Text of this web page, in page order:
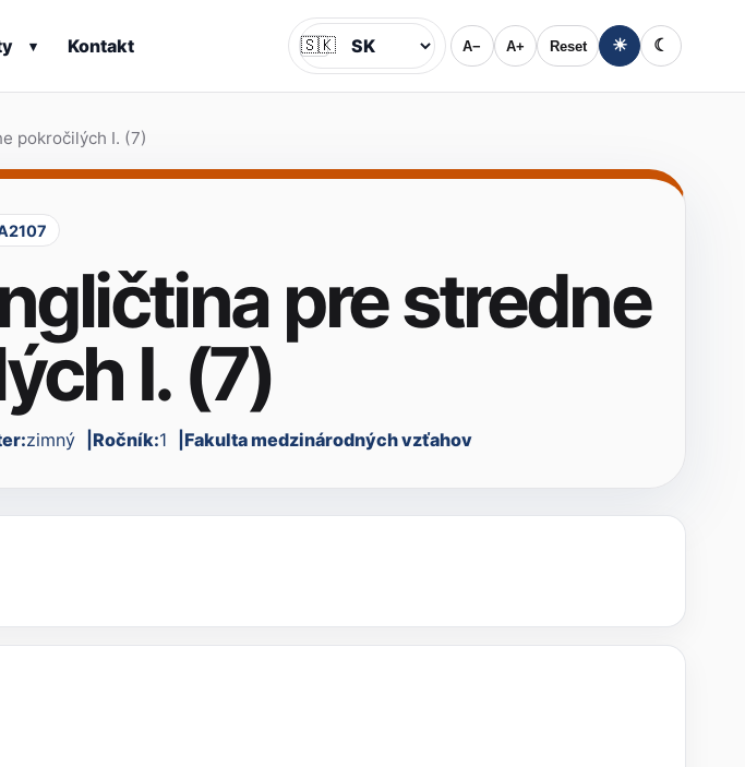
▾ Kontakt Jazyk
🇸🇰 A− A+ Reset ☀ ☾
pokročilých I. (7)
pre stredne
I. (7)
zimný Ročník:1 Fakulta medzinárodných vzťahov